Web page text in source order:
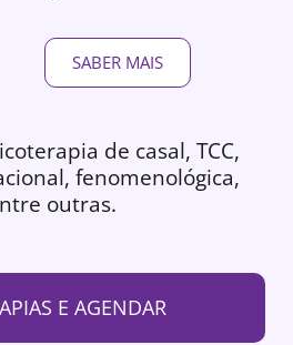
SABER MAIS
de casal, TCC,
fenomenológica,
outras.
E AGENDAR